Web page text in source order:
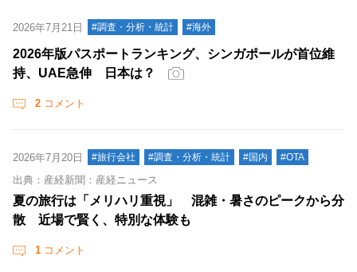
2026年7月21日 #調査・分析・統計 #海外
2026年版パスポートランキング、シンガポールが首位維
持、UAE急伸 日本は？
2 コメント
2026年7月20日 #旅行会社 #調査・分析・統計 #国内 #OTA
出典：産経新聞：産経ニュース
夏の旅行は「メリハリ重視」 混雑・暑さのピークから分
散 近場で賢く、特別な体験も
1 コメント